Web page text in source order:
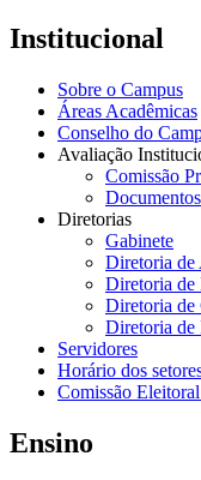
Institucional
Sobre o Campus
Áreas Acadêmicas
Conselho do
Avaliação
Comissão
Documentos
Diretorias
Gabinete
Diretoria de
Diretoria de
Diretoria de
Diretoria de
Servidores
Horário dos
Comissão
Ensino